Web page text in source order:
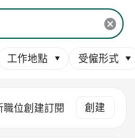
工作地點 受僱形式
位創建訂閱 創建